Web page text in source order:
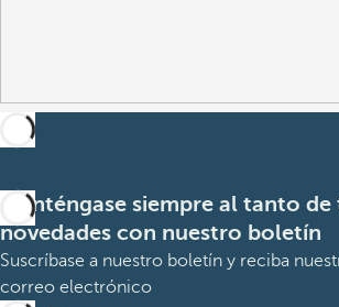
Manténgase siempre al tanto
novedades con nuestro boletín
Suscríbase a nuestro boletín y reciba
correo electrónico